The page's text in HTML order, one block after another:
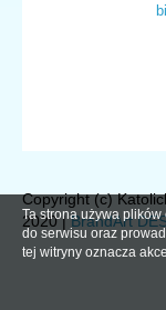
Copyright (c)
2020 |BrandArt
Ta strona używa
do serwisu oraz
tej witryny oznacza